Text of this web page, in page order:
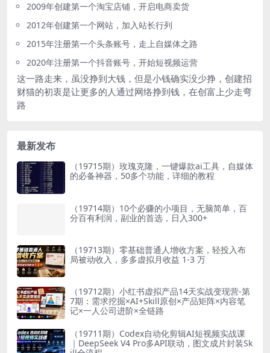
2009年创建第一个淘宝店铺，开启电商卖货
2012年创建第一个网站，加入站长行列
2015年注册第一个头条账号，走上自媒体之路
2020年注册第一个抖音账号，开始短视频运营
这一路走来，虽没挣到大钱，但是小钱确实没少挣，创建招
财猫的初衷是让更多的人通过网络挣到钱，在创富上少走弯
路
最新发布
（19715期）玫瑰克隆，一键爆款ai工具，自媒体
的必备神器，50多个功能，详细的教程
（19714期）10个必赚的小项目，无脑简单，百
分百有利润，副业的首选，日入300+
（19713期）零基础普通人增收方案，轻投入布
局被动收入，多多虚拟月收益 1-3 万
（19712期）小红书虚拟产品14天实战变现营-第
7期：需求挖掘×AI+Skill原创×产品矩阵×内容笔
记×一人公司进阶×全链路
（19711期）Codex自动化剪辑AI短视频实战课
｜DeepSeek V4 Pro多API联动，图文成片封装Sk